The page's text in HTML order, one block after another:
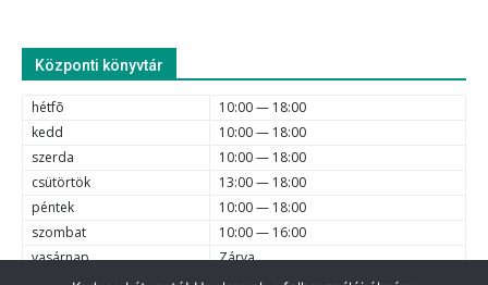
Központi könyvtár
hétfõ
10:00 — 18:00
kedd
10:00 — 18:00
szerda
10:00 — 18:00
csütörtök
13:00 — 18:00
péntek
10:00 — 18:00
szombat
10:00 — 16:00
vasárnap
Zárva